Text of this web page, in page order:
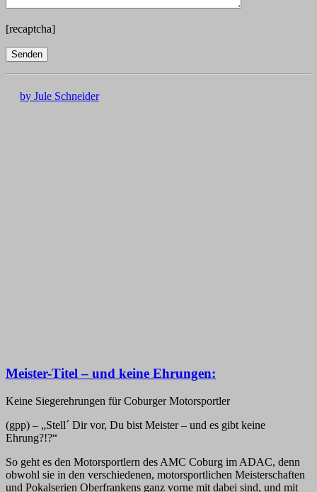
[recaptcha]
by Jule Schneider
Meister-Titel – und keine Ehrungen:
Keine Siegerehrungen für Coburger Motorsportler
(gpp) – „Stell´ Dir vor, Du bist Meister – und es gibt keine
Ehrung?!?“
So geht es den Motorsportlern des AMC Coburg im ADAC, denn
obwohl sie in den verschiedenen, motorsportlichen Meisterschaften
und Pokalserien Oberfrankens ganz vorne mit dabei sind, und mit